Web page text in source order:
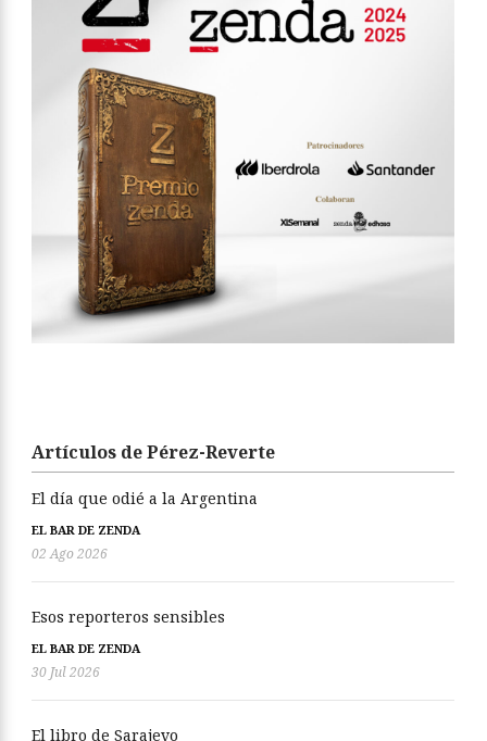
Artículos de Pérez-Reverte
El día que odié a la Argentina
EL BAR DE ZENDA
02 Ago 2026
Esos reporteros sensibles
EL BAR DE ZENDA
30 Jul 2026
El libro de Sarajevo